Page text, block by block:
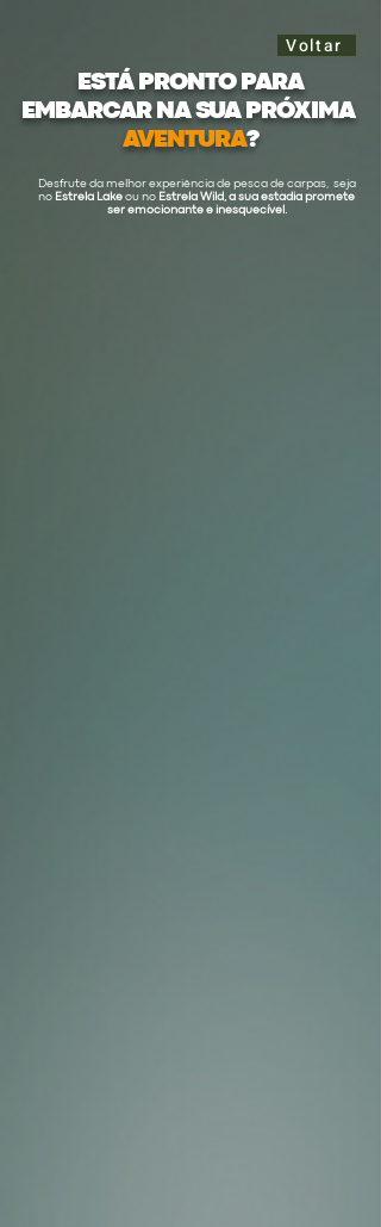
Voltar
ESTÁ PRONTO PARA
EMBARCAR NA SUA PRÓXIMA
AVENTURA?
Desfrute da melhor experiência de pesca de carpas, seja
no Estrela Lake ou no Estrela Wild, a sua estadia promete
ser emocionante e inesquecível.